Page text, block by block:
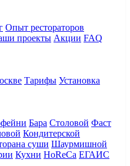
Опыт рестораторов
проекты Акции FAQ
Тарифы Установка
Бара Столовой Фаст
Кондитерской
суши Шаурмишной
Кухни HoReCa ЕГАИС